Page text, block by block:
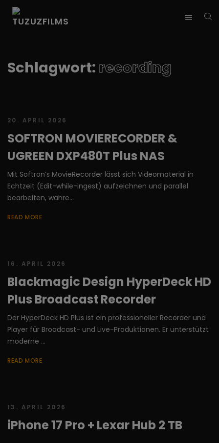
Schlagwort: recording
20. APRIL 2026
SOFTRON MOVIERECORDER &
UGREEN DXP480T Plus NAS
Mit Softron’s MovieRecorder lässt sich Videomaterial in
Echtzeit (Edit-while-ingest) aufzeichnen und parallel
bearbeiten, währe...
READ MORE
16. APRIL 2026
Blackmagic Design HyperDeck HD
Plus Broadcast Recorder
Der HyperDeck HD Plus ist ein professioneller Recorder und
Player für Broadcast- und Live-Produktionen. Er unterstützt
moderne ...
READ MORE
13. APRIL 2026
iPhone 17 Pro + Lexar Hub 2 TB